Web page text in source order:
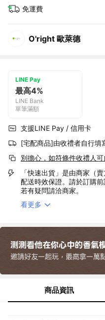
免運費
O'right 歐萊德
LINE Pay
最高4%
LINE Bank
單筆滿額
支援LINE Pay / 信用卡
[宅配商品]由收禮者自行填
別擔心，如符條件收禮人
「快速出貨」是由商家（
配送時效保證。請於訂購
若有疑問請洽商家。
看更多
商品資訊